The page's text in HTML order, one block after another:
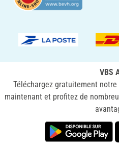
VBS
Téléchargez gratuitement
maintenant et profitez de